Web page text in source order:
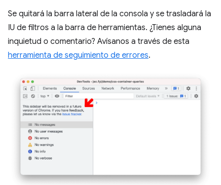
Se quitará la barra lateral de la consola y se trasladará la
IU de filtros a la barra de herramientas. ¿Tienes alguna
inquietud o comentario? Avísanos a través de esta
herramienta de seguimiento de errores.